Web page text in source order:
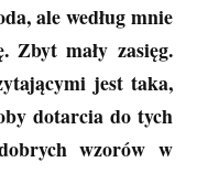
ale według mnie
Zbyt mały zasięg.
jest taka,
dotarcia do tych
wzorów w